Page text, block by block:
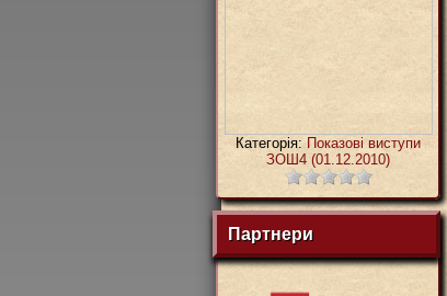
Категорія: Показові виступи
ЗОШ4 (01.12.2010)
Партнери